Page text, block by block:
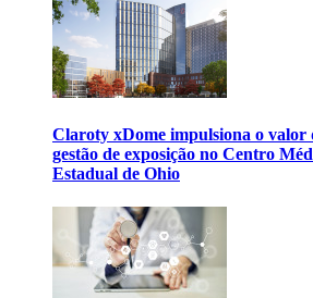
Claroty xDome impulsiona o valor
gestão de exposição no Centro
Estadual de Ohio